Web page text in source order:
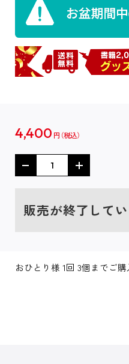
4,400 円
販売が終了して
おひとり様 1回 3個までご購